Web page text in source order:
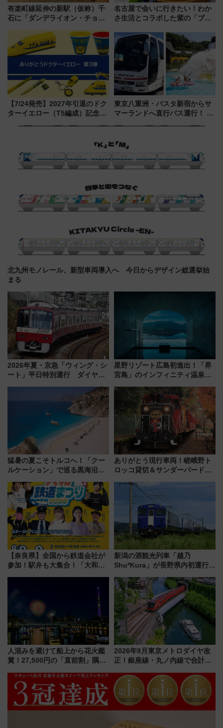
有楽町線延伸の新駅（仮称）千
石に「ダンデライオン・チョコ
1億円出資で挑む新時代のまちづ
くりとは？
名古屋で会いに行きたい！わか
さ生活とコラボした紫の「ブル
売
【7/24発売】2027年引退のドク
ターイエロー（T5編成）記念グ
東京八重洲・バスタ新宿からサ
マーランドへ直行バス運行！ お
8/1～31）
北九州モノレール、新型車両導入へ 今日からデザイン総選挙始
まる
2026年夏・京急「ウィング・シ
ート」平日特別運行 ダイヤ・
三浦海岸を堪能できるお出かけ
プランもご紹介
星野リゾート広島初進出！「界
宮島」のインフィニティ温泉と
宿泊料金・アクセスは？（2026
年7月23日開業）
猛暑の夏こそトルコへ！「クー
ルケーション」で巡る黒海沿岸
連検索数が前年比237％増、ナ
ショジオも認める『2026年に訪
れるべき世界の旅先』
ありがとう現行車両！嵯峨野ト
ロッコ貸切＆サンダーバードレ
斉藤雪乃＆福原トシヒロと行
く！9月13日「京都の鉄道満喫
ツアー」開催
【奈良県】全国から鉄道会社が
参加！駅弁も大集合！「大和鉄
新潟の酒観光列車「越乃
Shu*Kura」が長野県内初運行！
別企画
人混みを避けて船上から花火鑑
賞！27,500円の「直前割」隅田
メも持ち込みOK
2026年9月東京メトロダイヤ改
正！銀座線・丸ノ内線で合計
待